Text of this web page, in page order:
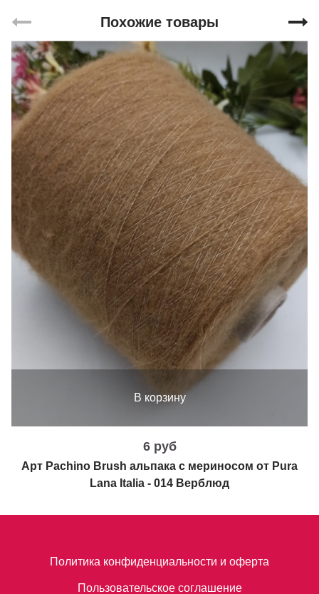
Похожие товары
В корзину
6 руб
Арт Pachino Brush альпака с мериносом от Pura
Lana Italia - 014 Верблюд
Политика конфиденциальности и оферта
Пользовательское соглашение